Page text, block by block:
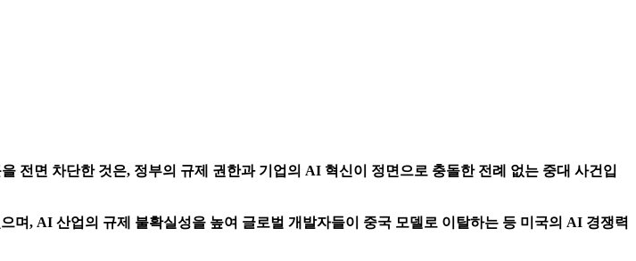
전면 차단한 것은, 정부의 규제 권한과 기업의 AI 혁신이 정면으로 충돌한 전례 없는 중대 사건입
며, AI 산업의 규제 불확실성을 높여 글로벌 개발자들이 중국 모델로 이탈하는 등 미국의 AI 경쟁력